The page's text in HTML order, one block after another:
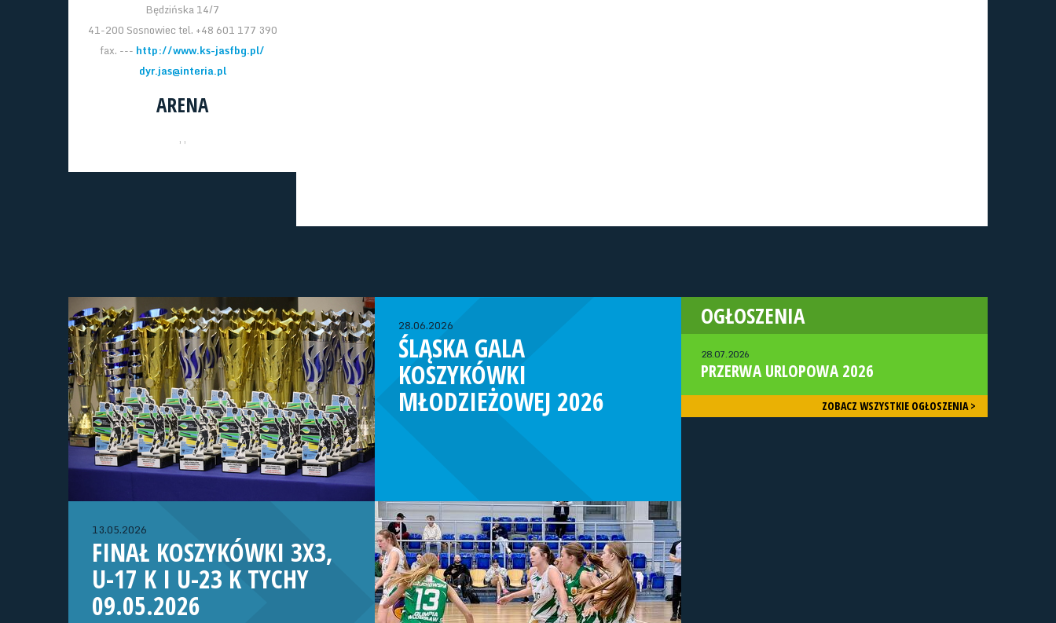
Będzińska 14/7
41-200 Sosnowiec tel. +48 601 177 390
fax. --- http://www.ks-jasfbg.pl/
dyr.jas@interia.pl
ARENA
, ,
28.06.2026
ŚLĄSKA GALA
KOSZYKÓWKI
MŁODZIEŻOWEJ 2026
13.05.2026
FINAŁ KOSZYKÓWKI 3X3,
U-17 K I U-23 K TYCHY
09.05.2026
OGŁOSZENIA
28.07.2026
PRZERWA URLOPOWA 2026
ZOBACZ WSZYSTKIE OGŁOSZENIA >